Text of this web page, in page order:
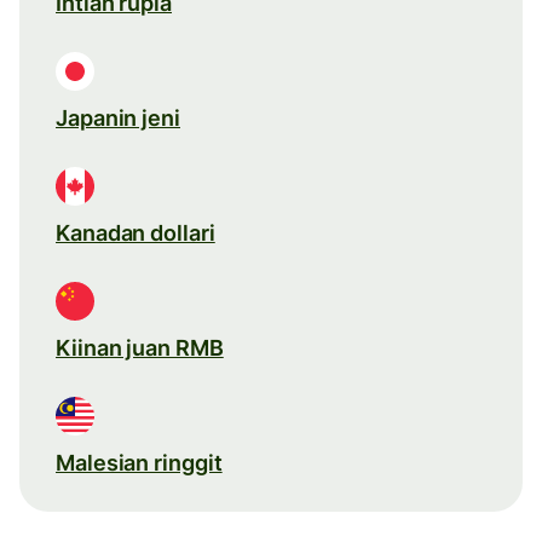
Japanin jeni
Kanadan dollari
Kiinan juan RMB
Malesian ringgit